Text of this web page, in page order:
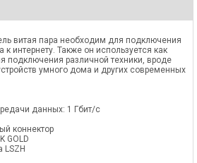
витая пара необходим для подключения
к интернету. Также он используется как
подключения различной техники, вроде
умного дома и других современных
данных: 1 Гбит/с
коннектор
GOLD
LSZH